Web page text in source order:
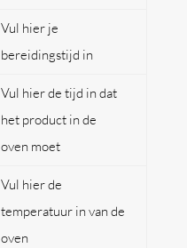
Vul hier je
bereidingstijd in
Vul hier de tijd in dat
het product in de
oven moet
Vul hier de
temperatuur in van de
oven